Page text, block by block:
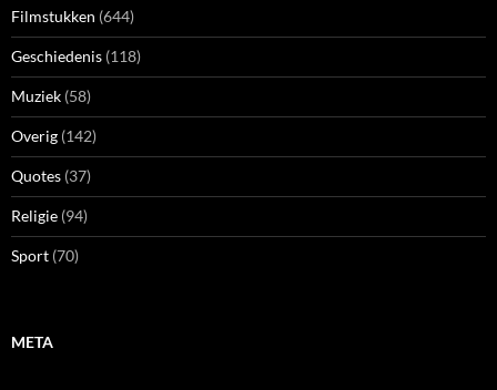
Filmstukken (644)
Geschiedenis (118)
Muziek (58)
Overig (142)
Quotes (37)
Religie (94)
Sport (70)
META